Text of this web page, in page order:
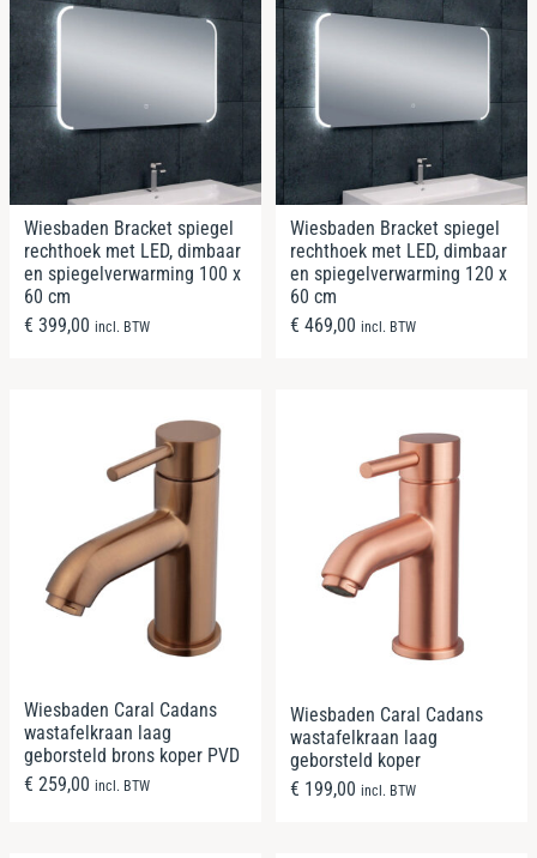
Wiesbaden Bracket spiegel
rechthoek met LED, dimbaar
en spiegelverwarming 100 x
60 cm
€ 399,00 incl. BTW
Wiesbaden Bracket spiegel
rechthoek met LED, dimbaar
en spiegelverwarming 120 x
60 cm
€ 469,00 incl. BTW
Wiesbaden Caral Cadans
wastafelkraan laag
geborsteld brons koper PVD
€ 259,00 incl. BTW
Wiesbaden Caral Cadans
wastafelkraan laag
geborsteld koper
€ 199,00 incl. BTW